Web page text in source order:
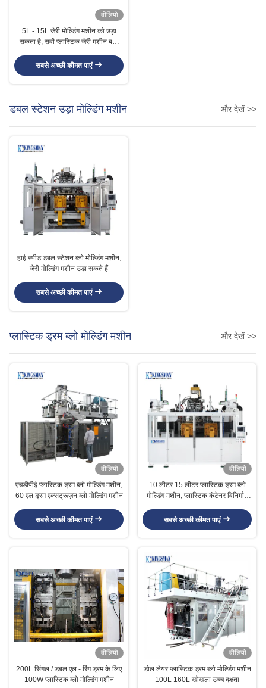
वीडियो
5L - 15L जेरी मोल्डिंग मशीन को उड़ा
सकता है, सर्वो प्लास्टिक जेरी मशीन बना
सबसे अच्छी कीमत पाएं
डबल स्टेशन उड़ा मोल्डिंग मशीन और देखें >>
हाई स्पीड डबल स्टेशन ब्लो मोल्डिंग मशीन,
जेरी मोल्डिंग मशीन उड़ा सकते हैं
सबसे अच्छी कीमत पाएं
प्लास्टिक ड्रम ब्लो मोल्डिंग मशीन और देखें >>
वीडियो
एचडीपीई प्लास्टिक ड्रम ब्लो मोल्डिंग मशीन,
60 एल ड्रम एक्सट्रूज़न ब्लो मोल्डिंग मशीन
सबसे अच्छी कीमत पाएं
वीडियो
10 लीटर 15 लीटर प्लास्टिक ड्रम ब्लो
मोल्डिंग मशीन, प्लास्टिक कंटेनर विनिर्माण
सबसे अच्छी कीमत पाएं
वीडियो
200L सिंगल / डबल एल - रिंग ड्रम के लिए
100W प्लास्टिक ब्लो मोल्डिंग मशीन
वीडियो
डोल लेयर प्लास्टिक ड्रम ब्लो मोल्डिंग मशीन
100L 160L खोखला उच्च दक्षता